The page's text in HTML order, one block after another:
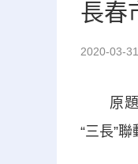
長春
2020-03-
原題：
“三長”